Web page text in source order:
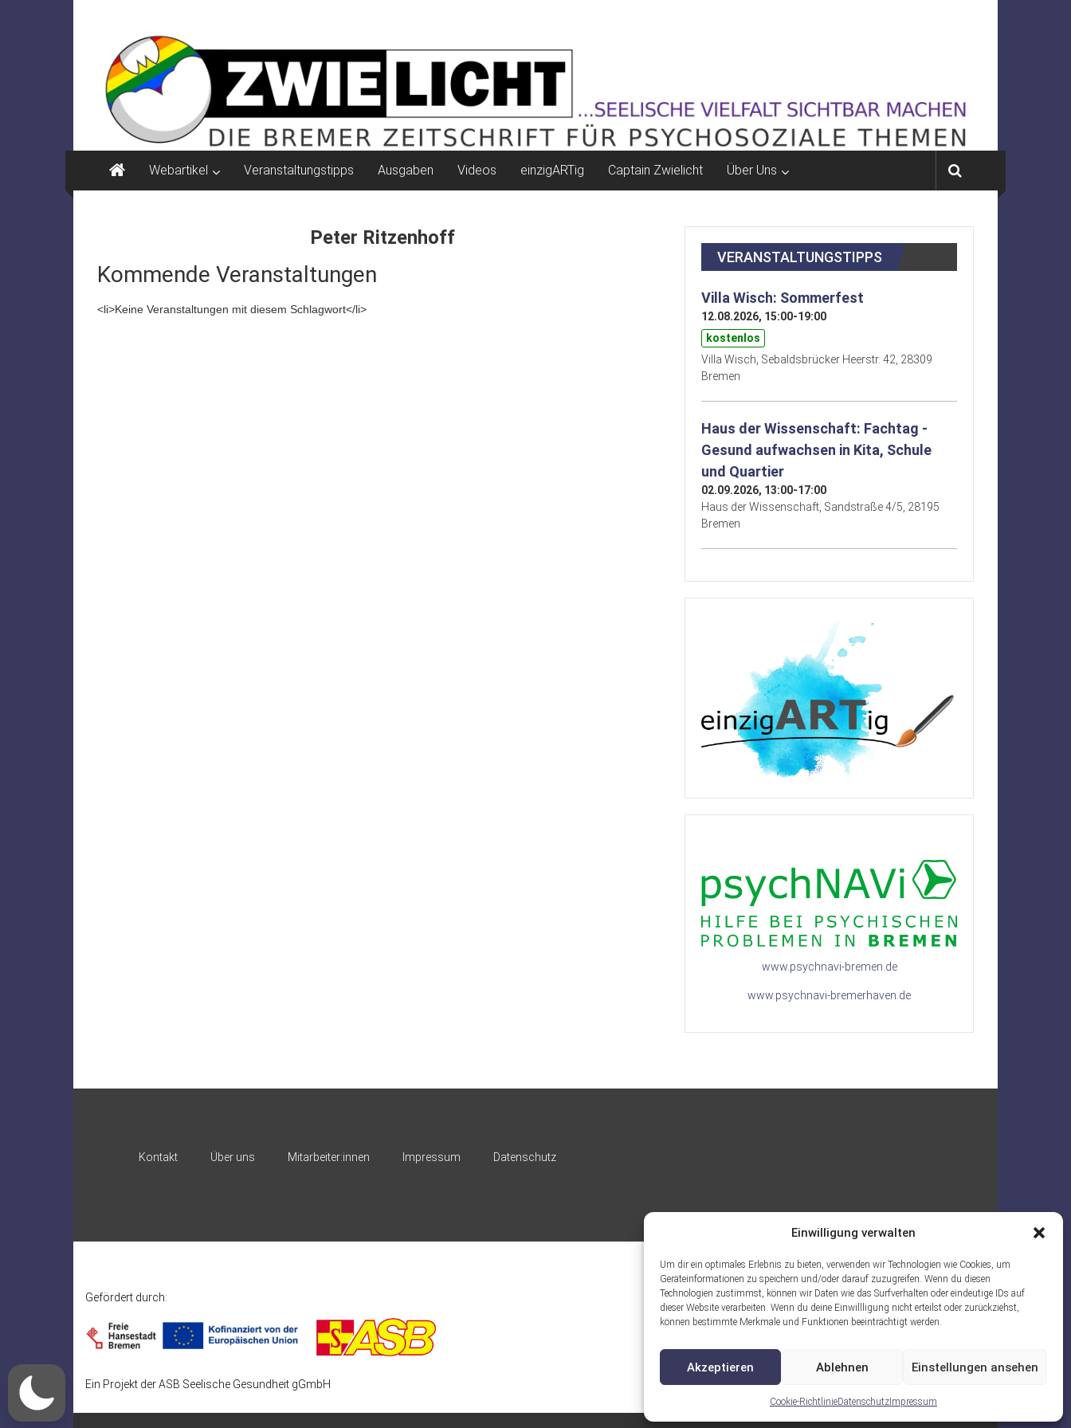
Einwilligung verwalten
Um dir ein optimales Erlebnis zu bieten, verwenden wir Technologien wie Cookies, um
Geräteinformationen zu speichern und/oder darauf zuzugreifen. Wenn du diesen
Technologien zustimmst, können wir Daten wie das Surfverhalten oder eindeutige IDs auf
dieser Website verarbeiten. Wenn du deine Einwillligung nicht erteilst oder zurückziehst,
können bestimmte Merkmale und Funktionen beeinträchtigt werden.
Akzeptieren Ablehnen Einstellungen ansehen
Cookie-RichtlinieDatenschutzImpressum
ZWIELICHT
BREMEN
DIE
BREMER
ZEITSCHRIFT
FÜR
PSYCHOSOZIALE
Webartikel Veranstaltungstipps Ausgaben Videos einzigARTig Captain Zwielicht Über Uns
Peter Ritzenhoff
Kommende Veranstaltungen
<li>Keine Veranstaltungen mit diesem Schlagwort</li>
VERANSTALTUNGSTIPPS
Villa Wisch: Sommerfest
12.08.2026, 15:00-19:00
kostenlos
Villa Wisch, Sebaldsbrücker Heerstr. 42, 28309
Bremen
Haus der Wissenschaft: Fachtag -
Gesund aufwachsen in Kita, Schule
und Quartier
02.09.2026, 13:00-17:00
Haus der Wissenschaft, Sandstraße 4/5, 28195
Bremen
www.psychnavi-bremen.de
www.psychnavi-bremerhaven.de
Kontakt Über uns Mitarbeiter:innen Impressum Datenschutz
Gefördert durch:
Ein Projekt der ASB Seelische Gesundheit gGmbH